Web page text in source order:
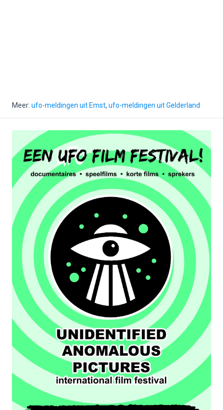
Meer: ufo-meldingen uit Emst, ufo-meldingen uit Gelderland